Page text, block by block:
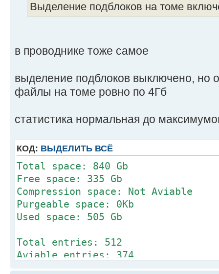
Выделение подблоков на томе
в проводнике тоже самое
выделение подблоков выключено, но
файлы на томе ровно по 4Гб
статистика нормальная до
КОД: ВЫДЕЛИТЬ ВСЁ
Total space: 840 Gb
Free space: 335 Gb
Compression space: Not Aviable
Purgeable space: 0Kb
Used space: 505 Gb
Total entries: 512
Aviable entries: 374
Used Entries: 138